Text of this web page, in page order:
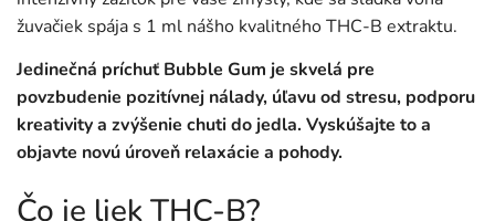
žuvačiek spája s 1 ml nášho kvalitného THC-B extraktu.
Jedinečná príchuť Bubble Gum je skvelá pre
povzbudenie pozitívnej nálady, úľavu od stresu, podporu
kreativity a zvýšenie chuti do jedla. Vyskúšajte to a
objavte novú úroveň relaxácie a pohody.
Čo je liek THC-B?